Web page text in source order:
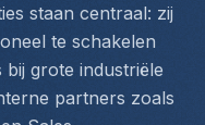
staan centraal: zij
te schakelen
grote industriële
partners zoals